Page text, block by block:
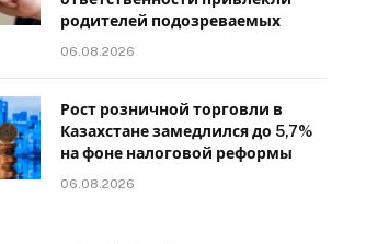
родителей подозреваемых
06.08.2026
Рост розничной торговли в
Казахстане замедлился до 5,7%
на фоне налоговой реформы
06.08.2026